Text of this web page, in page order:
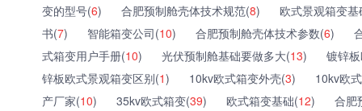
变的型号(6) 合肥预制舱壳体技术规范(8)
欧式景观箱变基
书(7) 智能箱变公司(10) 合肥预制舱壳体技术参数(6)
式箱变用户手册(10) 光伏预制舱基础要做多大(13)
镀锌
锌板欧式景观箱变区别(1) 10kv欧式箱变外壳(3)
10kv欧
产厂家(10) 35kv欧式箱变(39) 欧式箱变基础(12)
合肥